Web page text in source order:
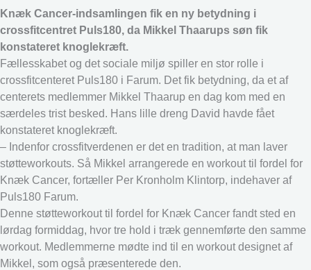
Knæk Cancer-indsamlingen fik en ny betydning i
crossfitcentret Puls180, da Mikkel Thaarups søn fik
konstateret knoglekræft.
Fællesskabet og det sociale miljø spiller en stor rolle i
crossfitcenteret Puls180 i Farum. Det fik betydning, da et af
centerets medlemmer Mikkel Thaarup en dag kom med en
særdeles trist besked. Hans lille dreng David havde fået
konstateret knoglekræft.
– Indenfor crossfitverdenen er det en tradition, at man laver
støtteworkouts. Så Mikkel arrangerede en workout til fordel for
Knæk Cancer, fortæller Per Kronholm Klintorp, indehaver af
Puls180 Farum.
Denne støtteworkout til fordel for Knæk Cancer fandt sted en
lørdag formiddag, hvor tre hold i træk gennemførte den samme
workout. Medlemmerne mødte ind til en workout designet af
Mikkel, som også præsenterede den.